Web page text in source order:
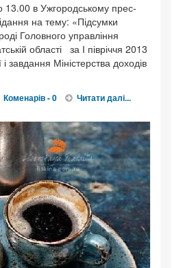
в Ужгородському прес-
на тему: «Підсумки
Головного управління
області за І півріччя 2013
завдання Міністерства доходів
Коменарів - 0 Читати далі...